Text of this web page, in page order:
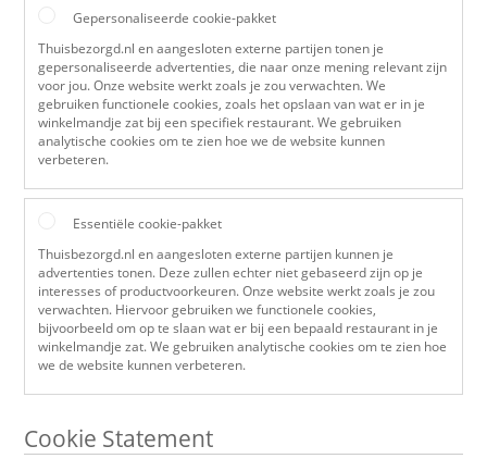
Gepersonaliseerde cookie-pakket
Thuisbezorgd.nl en aangesloten externe partijen tonen je
gepersonaliseerde advertenties, die naar onze mening relevant zijn
voor jou. Onze website werkt zoals je zou verwachten. We
gebruiken functionele cookies, zoals het opslaan van wat er in je
winkelmandje zat bij een specifiek restaurant. We gebruiken
analytische cookies om te zien hoe we de website kunnen
verbeteren.
Essentiële cookie-pakket
Thuisbezorgd.nl en aangesloten externe partijen kunnen je
advertenties tonen. Deze zullen echter niet gebaseerd zijn op je
interesses of productvoorkeuren. Onze website werkt zoals je zou
verwachten. Hiervoor gebruiken we functionele cookies,
bijvoorbeeld om op te slaan wat er bij een bepaald restaurant in je
winkelmandje zat. We gebruiken analytische cookies om te zien hoe
we de website kunnen verbeteren.
Cookie Statement